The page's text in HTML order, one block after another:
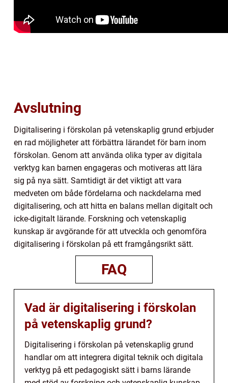
Avslutning
Digitalisering i förskolan på vetenskaplig grund erbjuder
en rad möjligheter att förbättra lärandet för barn inom
förskolan. Genom att använda olika typer av digitala
verktyg kan barnen engageras och motiveras att lära
sig på nya sätt. Samtidigt är det viktigt att vara
medveten om både fördelarna och nackdelarna med
digitalisering, och att hitta en balans mellan digitalt och
icke-digitalt lärande. Forskning och vetenskaplig
kunskap är avgörande för att utveckla och genomföra
digitalisering i förskolan på ett framgångsrikt sätt.
FAQ
Vad är digitalisering i förskolan
på vetenskaplig grund?
Digitalisering i förskolan på vetenskaplig grund
handlar om att integrera digital teknik och digitala
verktyg på ett pedagogiskt sätt i barns lärande